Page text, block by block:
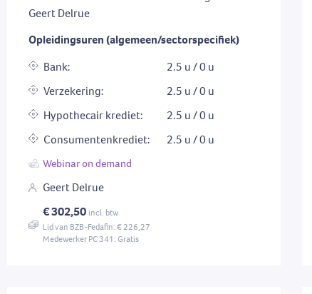
Geert Delrue
Opleidingsuren (algemeen/sectorspecifiek)
Bank:
2.5 u / 0 u
Verzekering:
2.5 u / 0 u
Hypothecair krediet:
2.5 u / 0 u
Consumentenkrediet:
2.5 u / 0 u
Webinar on demand
Geert Delrue
€ 302,50 incl. btw
Lid van BZB-Fedafin: € 226,27
Medewerker PC 341: Gratis